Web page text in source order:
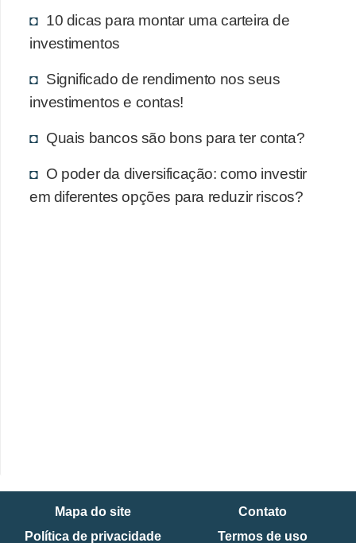
10 dicas para montar uma carteira de
investimentos
Significado de rendimento nos seus
investimentos e contas!
Quais bancos são bons para ter conta?
O poder da diversificação: como investir
em diferentes opções para reduzir riscos?
Mapa do site
Contato
Política de privacidade
Termos de uso